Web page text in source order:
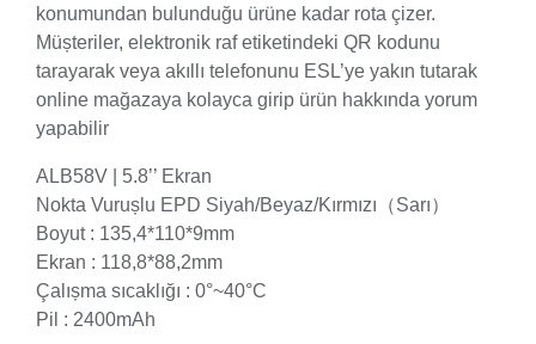
konumundan bulunduğu ürüne kadar rota çizer.
Müșteriler, elektronik raf etiketindeki QR kodunu
tarayarak veya akıllı telefonunu ESL’ye yakın tutarak
online mağazaya kolayca girip ürün hakkında yorum
yapabilir
ALB58V | 5.8’’ Ekran
Nokta Vurușlu EPD Siyah/Beyaz/Kırmızı（Sarı）
Boyut : 135,4*110*9mm
Ekran : 118,8*88,2mm
Çalıșma sıcaklığı : 0°~40°C
Pil : 2400mAh